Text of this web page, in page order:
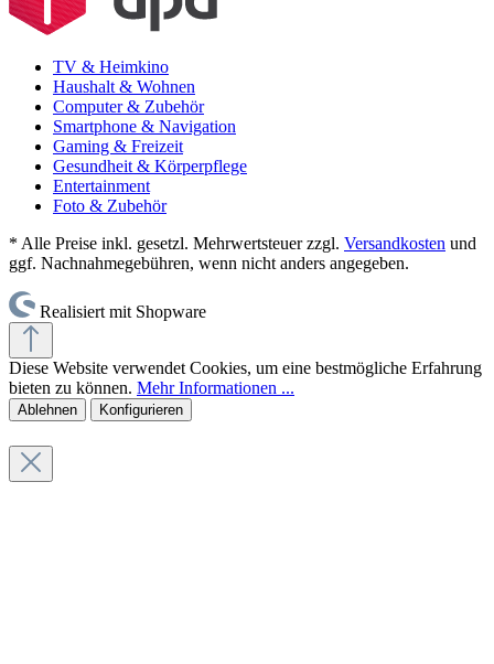
TV & Heimkino
Haushalt & Wohnen
Computer & Zubehör
Smartphone & Navigation
Gaming & Freizeit
Gesundheit & Körperpflege
Entertainment
Foto & Zubehör
* Alle Preise inkl. gesetzl. Mehrwertsteuer zzgl. Versandkosten und
ggf. Nachnahmegebühren, wenn nicht anders angegeben.
Realisiert mit Shopware
Diese Website verwendet Cookies, um eine bestmögliche Erfahrung
bieten zu können. Mehr Informationen ...
Ablehnen Konfigurieren